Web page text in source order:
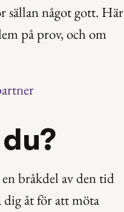
sällan något gott. Här
på prov, och om
bråkdel av den tid
dig åt för att möta